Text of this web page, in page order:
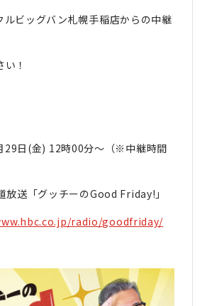
ルビッグバン札幌手稲店からの中継
！
29日(金) 12時00分～（※中継時間
放送「グッチーのGood Friday!」
radio/goodfriday/